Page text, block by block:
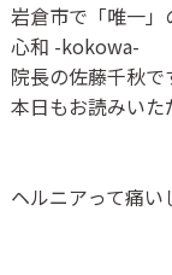
岩倉市で「唯一
心和 -kokowa-
院長の佐藤千秋で
本日もお読みい
ヘルニアって痛い